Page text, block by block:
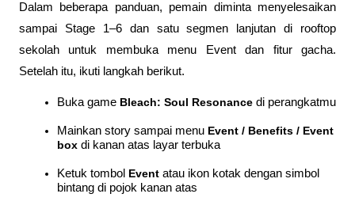
Dalam beberapa panduan, pemain diminta menyelesaikan
sampai Stage 1–6 dan satu segmen lanjutan di rooftop
sekolah untuk membuka menu Event dan fitur gacha.
Setelah itu, ikuti langkah berikut.
Buka game Bleach: Soul Resonance di perangkatmu
Mainkan story sampai menu Event / Benefits / Event
box di kanan atas layar terbuka
Ketuk tombol Event atau ikon kotak dengan simbol
bintang di pojok kanan atas